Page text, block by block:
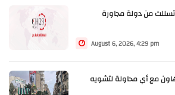
تسللت من دولة مجاورة
August 6, 2026, 4:29 pm
مع أي محاولة لتشويه